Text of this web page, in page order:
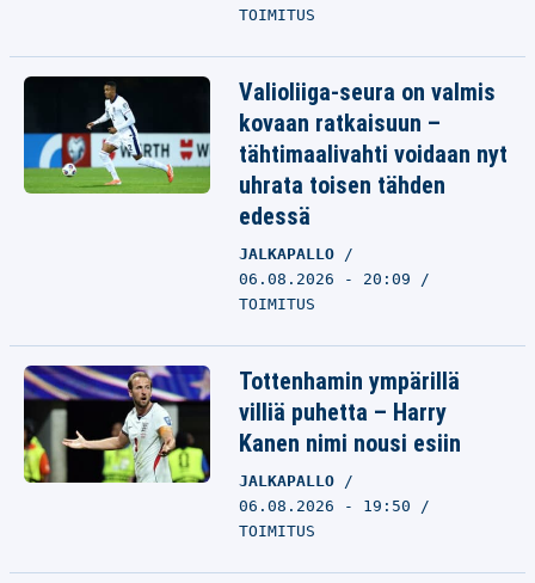
TOIMITUS
Valioliiga-seura on valmis
kovaan ratkaisuun –
tähtimaalivahti voidaan nyt
uhrata toisen tähden
edessä
JALKAPALLO
06.08.2026 - 20:09
TOIMITUS
Tottenhamin ympärillä
villiä puhetta – Harry
Kanen nimi nousi esiin
JALKAPALLO
06.08.2026 - 19:50
TOIMITUS